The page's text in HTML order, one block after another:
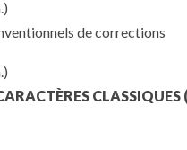
de corrections
CLASSIQUES